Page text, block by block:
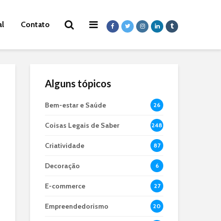
Contato
Alguns tópicos
Bem-estar e Saúde 26
Coisas Legais de Saber 248
Criatividade 87
Decoração 6
E-commerce 27
Empreendedorismo 20